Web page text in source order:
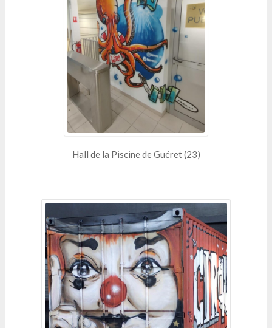
Hall de la Piscine de Guéret (23)